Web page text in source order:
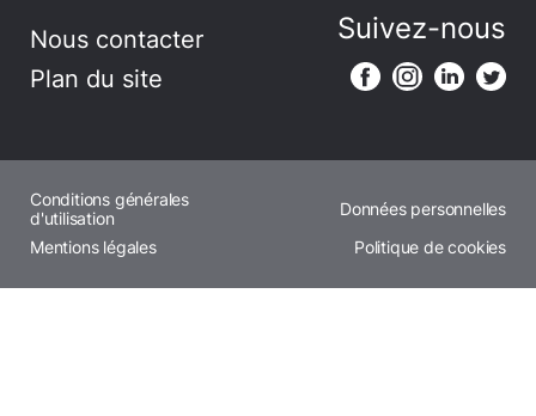
Nous contacter
Plan du site
Suivez-nous
Conditions générales
d'utilisation
Données personnelles
Mentions légales
Politique de cookies